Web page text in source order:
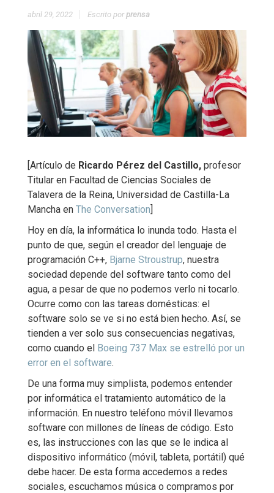
abril 29, 2022 Escrito porprensa
[Artículo de Ricardo Pérez del Castillo, profesor
Titular en Facultad de Ciencias Sociales de
Talavera de la Reina, Universidad de Castilla-La
Mancha en The Conversation]
Hoy en día, la informática lo inunda todo. Hasta el
punto de que, según el creador del lenguaje de
programación C++, Bjarne Stroustrup, nuestra
sociedad depende del software tanto como del
agua, a pesar de que no podemos verlo ni tocarlo.
Ocurre como con las tareas domésticas: el
software solo se ve si no está bien hecho. Así, se
tienden a ver solo sus consecuencias negativas,
como cuando el Boeing 737 Max se estrelló por un
error en el software.
De una forma muy simplista, podemos entender
por informática el tratamiento automático de la
información. En nuestro teléfono móvil llevamos
software con millones de líneas de código. Esto
es, las instrucciones con las que se le indica al
dispositivo informático (móvil, tableta, portátil) qué
debe hacer. De esta forma accedemos a redes
sociales, escuchamos música o compramos por